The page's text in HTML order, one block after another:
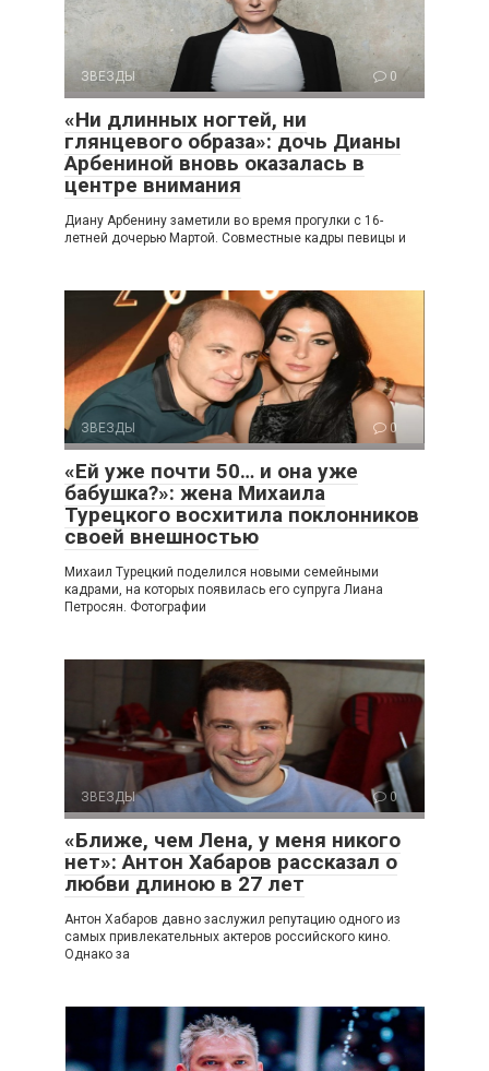
ЗВЕЗДЫ 0
«Ни длинных ногтей, ни
глянцевого образа»: дочь Дианы
Арбениной вновь оказалась в
центре внимания
Диану Арбенину заметили во время прогулки с 16-
летней дочерью Мартой. Совместные кадры певицы и
ЗВЕЗДЫ 0
«Ей уже почти 50… и она уже
бабушка?»: жена Михаила
Турецкого восхитила поклонников
своей внешностью
Михаил Турецкий поделился новыми семейными
кадрами, на которых появилась его супруга Лиана
Петросян. Фотографии
ЗВЕЗДЫ 0
«Ближе, чем Лена, у меня никого
нет»: Антон Хабаров рассказал о
любви длиною в 27 лет
Антон Хабаров давно заслужил репутацию одного из
самых привлекательных актеров российского кино.
Однако за